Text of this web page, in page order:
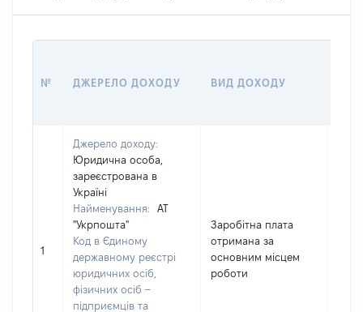
№ ДЖЕРЕЛО ДОХОДУ ВИД ДОХОДУ
1
Джерело доходу:
Юридична особа,
зареєстрована в
Україні
Найменування:
АТ
"Укрпошта"
Код в Єдиному
державному реєстрі
юридичних осіб,
фізичних осіб –
підприємців та
Заробітна плата
отримана за
основним місцем
роботи